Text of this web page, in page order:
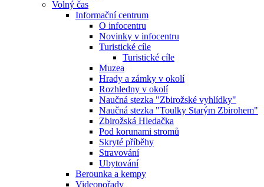
Volný čas
Informační centrum
O infocentru
Novinky v infocentru
Turistické cíle
Turistické cíle
Muzea
Hrady a zámky v okolí
Rozhledny v okolí
Naučná stezka "Zbirožské vyhlídky"
Naučná stezka "Toulky Starým Zbirohem"
Zbirožská Hledačka
Pod korunami stromů
Skryté příběhy
Stravování
Ubytování
Berounka a kempy
Videopořady